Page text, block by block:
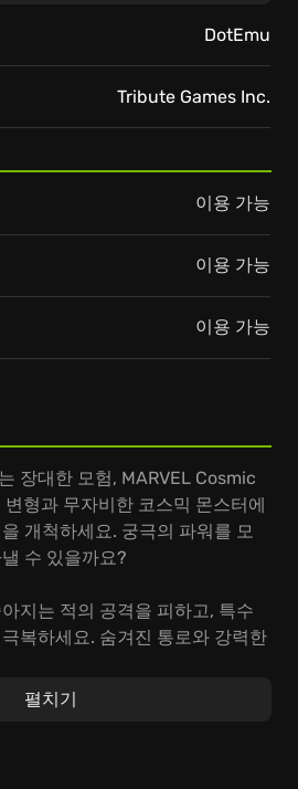
장대한 모험, MARVEL Cosmic
형과 무자비한 코스믹 몬스터에
개척하세요. 궁극의 파워를 모
수 있을까요?
지는 적의 공격을 피하고, 특수
복하세요. 숨겨진 통로와 강력한
더 강력한 적에 도전할 수도 있습
펼치기
DotEmu
Tribute Games Inc.
이용 가능
이용 가능
이용 가능